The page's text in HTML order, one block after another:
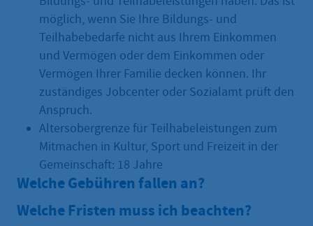
möglich, wenn Sie Ihre Bildungs- und
Teilhabebedarfe nicht aus Ihrem Einkommen
und Vermögen oder dem Einkommen oder
Vermögen Ihrer Familie decken können. Ihr
zuständiges Jobcenter oder Sozialamt prüft den
Anspruch.
Altersobergrenze für Teilhabeleistungen zum
Mitmachen in Kultur, Sport und Freizeit in der
Gemeinschaft: 18 Jahre
Welche Gebühren fallen an?
Welche Fristen muss ich beachten?